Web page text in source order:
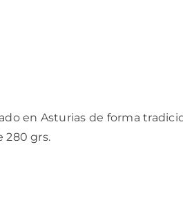
en Asturias de forma
280 grs.